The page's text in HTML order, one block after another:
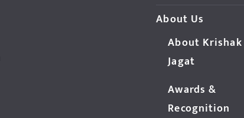
About Us
About Krishak
Jagat
Awards &
Recognition